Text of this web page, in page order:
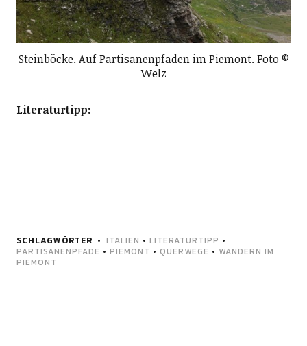
Steinböcke. Auf Partisanenpfaden im Piemont. Foto ©
Welz
Literaturtipp:
SCHLAGWÖRTER ITALIEN • LITERATURTIPP •
PARTISANENPFADE • PIEMONT • QUERWEGE • WANDERN IM
PIEMONT